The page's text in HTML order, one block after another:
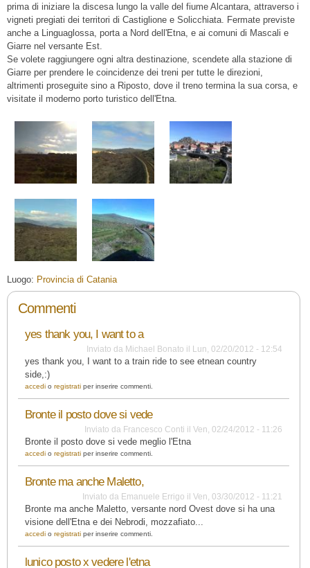
prima di iniziare la discesa lungo la valle del fiume Alcantara, attraverso i
vigneti pregiati dei territori di Castiglione e Solicchiata. Fermate previste
anche a Linguaglossa, porta a Nord dell'Etna, e ai comuni di Mascali e
Giarre nel versante Est.
Se volete raggiungere ogni altra destinazione, scendete alla stazione di
Giarre per prendere le coincidenze dei treni per tutte le direzioni,
altrimenti proseguite sino a Riposto, dove il treno termina la sua corsa, e
visitate il moderno porto turistico dell'Etna.
Luogo: Provincia di Catania
Commenti
yes thank you, I want to a
Inviato da Michael Bonato il Lun, 02/20/2012 - 12:54
yes thank you, I want to a train ride to see etnean country
side,:)
accedi o registrati per inserire commenti.
Bronte il posto dove si vede
Inviato da Francesco Conti il Ven, 02/24/2012 - 11:26
Bronte il posto dove si vede meglio l'Etna
accedi o registrati per inserire commenti.
Bronte ma anche Maletto,
Inviato da Emanuele Errigo il Ven, 03/30/2012 - 11:21
Bronte ma anche Maletto, versante nord Ovest dove si ha una
visione dell'Etna e dei Nebrodi, mozzafiato...
accedi o registrati per inserire commenti.
lunico posto x vedere l'etna